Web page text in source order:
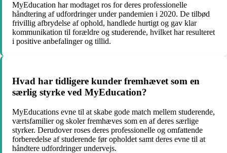
MyEducation har modtaget ros for deres professionelle
håndtering af udfordringer under pandemien i 2020. De tilbød
frivillig afbrydelse af ophold, handlede hurtigt og gav klar
kommunikation til forældre og studerende, hvilket har resulteret
i positive anbefalinger og tillid.
Hvad har tidligere kunder fremhævet som en
særlig styrke ved MyEducation?
MyEducations evne til at skabe gode match mellem studerende,
værtsfamilier og skoler fremhæves som en af deres særlige
styrker. Derudover roses deres professionelle og omfattende
forberedelse af studerende før opholdet samt deres evne til at
håndtere udfordringer undervejs.